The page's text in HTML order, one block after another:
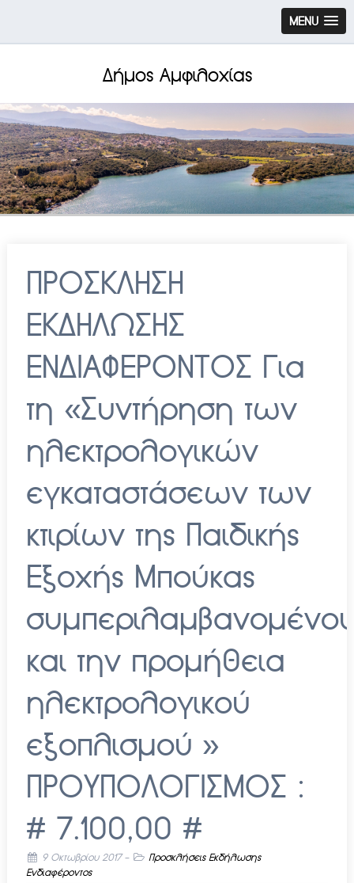
MENU
Δήμος Αμφιλοχίας
ΠΡΟΣΚΛΗΣΗ
ΕΚΔΗΛΩΣΗΣ
ΕΝΔΙΑΦΕΡΟΝΤΟΣ Για
τη «Συντήρηση των
ηλεκτρολογικών
εγκαταστάσεων των
κτιρίων της Παιδικής
Εξοχής Μπούκας
και την προμήθεια
ηλεκτρολογικού
εξοπλισμού »
ΠΡΟΥΠΟΛΟΓΙΣΜΟΣ :
# 7.100,00 #
9 Οκτωβρίου 2017-
Προσκλήσεις Εκδήλωσης
Ενδιαφέροντος